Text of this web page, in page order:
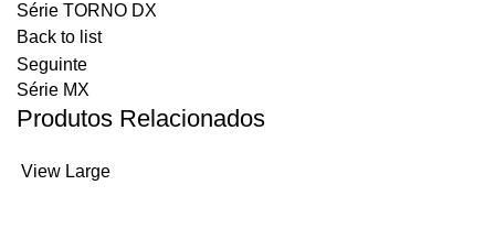
Série TORNO DX
Back to list
Seguinte
Série MX
Produtos Relacionados
View Large